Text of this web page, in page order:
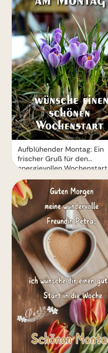
Aufblühender Montag: Ein
frischer Gruß für den
energievollen Wochenstart